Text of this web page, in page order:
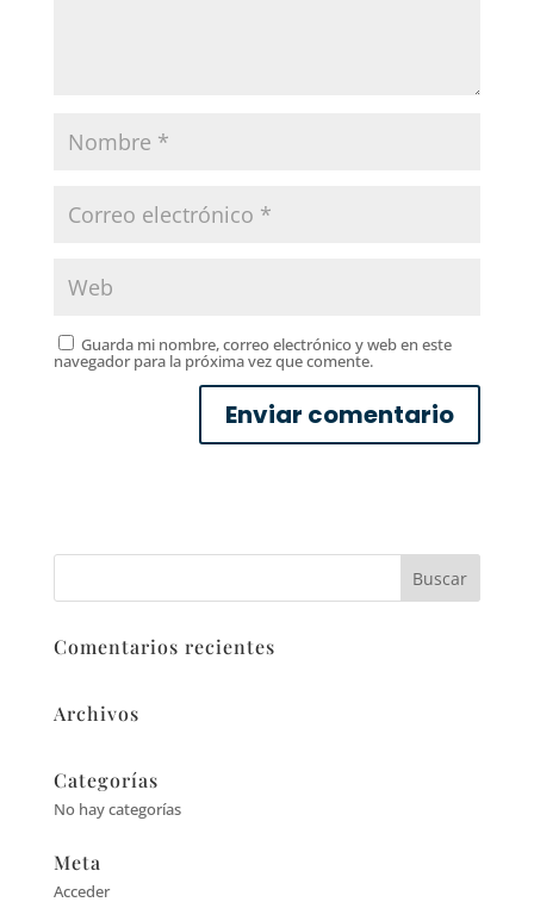
Guarda mi nombre, correo electrónico y web en este
navegador para la próxima vez que comente.
Comentarios recientes
Archivos
Categorías
No hay categorías
Meta
Acceder